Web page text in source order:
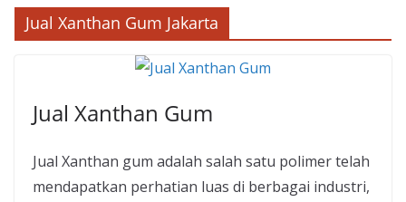
Jual Xanthan Gum Jakarta
Jual Xanthan Gum
Jual Xanthan gum adalah salah satu polimer telah
mendapatkan perhatian luas di berbagai industri,